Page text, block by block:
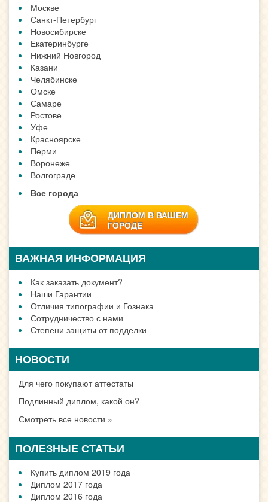
Москве
Санкт-Петербург
Новосибирске
Екатеринбурге
Нижний Новгород
Казани
Челябинске
Омске
Самаре
Ростове
Уфе
Красноярске
Перми
Воронеже
Волгограде
Все города
ДИПЛОМ В ВАШЕМ
ГОРОДЕ
ВАЖНАЯ ИНФОРМАЦИЯ
Как заказать документ?
Наши Гарантии
Отличия типографии и Гознака
Сотрудничество с нами
Степени защиты от подделки
НОВОСТИ
Для чего покупают аттестаты
Подлинный диплом, какой он?
Смотреть все новости »
ПОЛЕЗНЫЕ СТАТЬИ
Купить диплом 2019 года
Диплом 2017 года
Диплом 2016 года